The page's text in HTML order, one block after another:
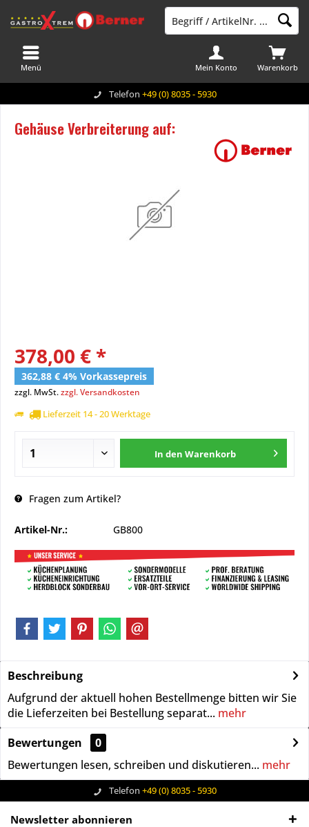
Telefon +49 (0) 8035 - 5930
Warenkorb
Mein Konto
Menü
Gehäuse Verbreiterung auf:
378,00 € *
362,88 € 4% Vorkassepreis
zzgl. MwSt.zzgl. Versandkosten
Lieferzeit 14 - 20 Werktage
In den Warenkorb
Fragen zum Artikel?
Artikel-Nr.: GB800
Beschreibung
Aufgrund der aktuell hohen Bestellmenge bitten wir Sie
die Lieferzeiten bei Bestellung separat... mehr
Bewertungen
0
Bewertungen lesen, schreiben und diskutieren... mehr
Telefon +49 (0) 8035 - 5930
Newsletter abonnieren